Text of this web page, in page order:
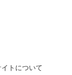
イトについて